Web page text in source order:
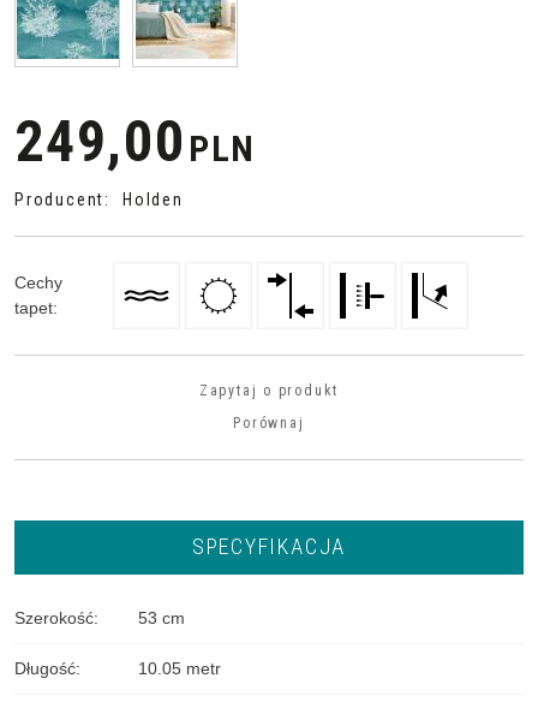
249,00 PLN
Producent: Holden
Cechy
tapet:
Zapytaj o produkt
Porównaj
SPECYFIKACJA
Szerokość: 53 cm
Długość: 10.05 metr